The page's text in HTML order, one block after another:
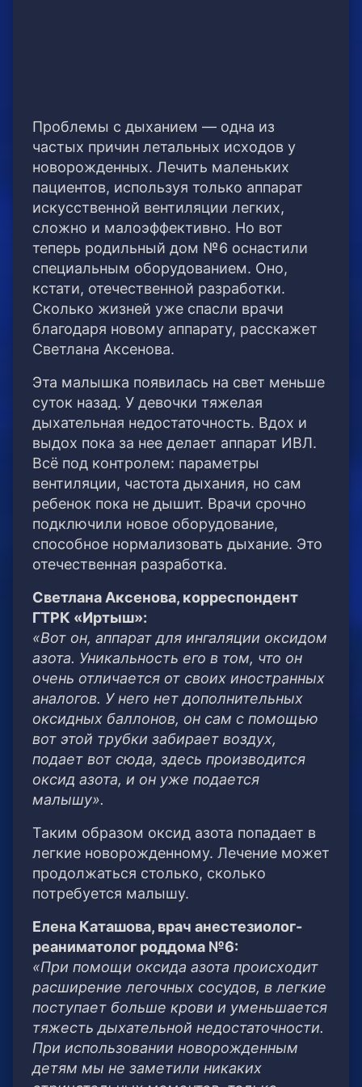
Проблемы с дыханием — одна из
частых причин летальных исходов у
новорожденных. Лечить маленьких
пациентов, используя только аппарат
искусственной вентиляции легких,
сложно и малоэффективно. Но вот
теперь родильный дом №6 оснастили
специальным оборудованием. Оно,
кстати, отечественной разработки.
Сколько жизней уже спасли врачи
благодаря новому аппарату, расскажет
Светлана Аксенова.
Эта малышка появилась на свет меньше
суток назад. У девочки тяжелая
дыхательная недостаточность. Вдох и
выдох пока за нее делает аппарат ИВЛ.
Всё под контролем: параметры
вентиляции, частота дыхания, но сам
ребенок пока не дышит. Врачи срочно
подключили новое оборудование,
способное нормализовать дыхание. Это
отечественная разработка.
Светлана Аксенова, корреспондент
ГТРК «Иртыш»:
«Вот он, аппарат для ингаляции оксидом
азота. Уникальность его в том, что он
очень отличается от своих иностранных
аналогов. У него нет дополнительных
оксидных баллонов, он сам с помощью
вот этой трубки забирает воздух,
подает вот сюда, здесь производится
оксид азота, и он уже подается
малышу».
Таким образом оксид азота попадает в
легкие новорожденному. Лечение может
продолжаться столько, сколько
потребуется малышу.
Елена Каташова, врач анестезиолог-
реаниматолог роддома №6:
«При помощи оксида азота происходит
расширение легочных сосудов, в легкие
поступает больше крови и уменьшается
тяжесть дыхательной недостаточности.
При использовании новорожденным
детям мы не заметили никаких